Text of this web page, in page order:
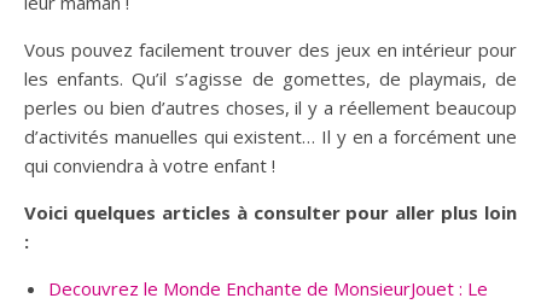
Vous pouvez facilement trouver des jeux en intérieur pour
les enfants. Qu’il s’agisse de gomettes, de playmais, de
perles ou bien d’autres choses, il y a réellement beaucoup
d’activités manuelles qui existent… Il y en a forcément une
qui conviendra à votre enfant !
Voici quelques articles à consulter pour aller plus loin
:
Decouvrez le Monde Enchante de MonsieurJouet : Le